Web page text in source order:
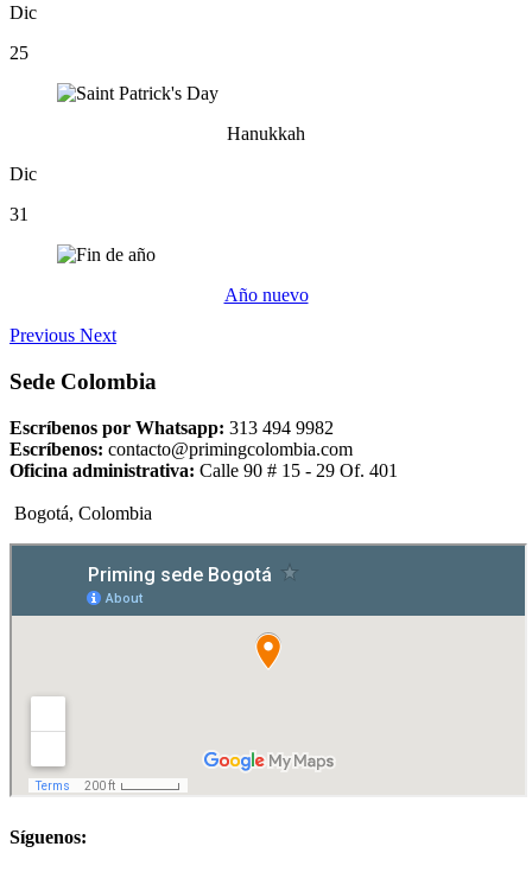
Dic
25
Hanukkah
Dic
31
Año nuevo
Previous Next
Sede Colombia
Escríbenos por Whatsapp: 313 494 9982
Escríbenos: contacto@primingcolombia.com
Oficina administrativa: Calle 90 # 15 - 29 Of. 401
Bogotá, Colombia
Síguenos: